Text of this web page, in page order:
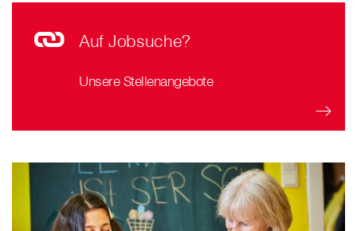
Auf Jobsuche?
Unsere Stellenangebote